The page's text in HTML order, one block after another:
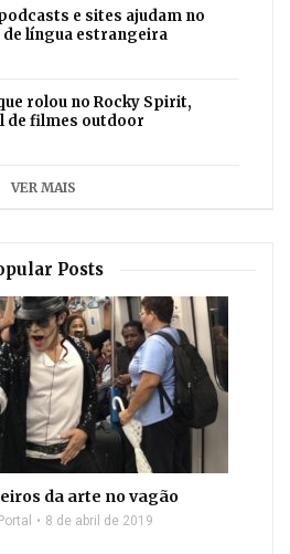
e sites ajudam no
de língua estrangeira
rolou no Rocky Spirit,
de filmes outdoor
VER MAIS
Posts
da arte no vagão
8 de abril de 2019